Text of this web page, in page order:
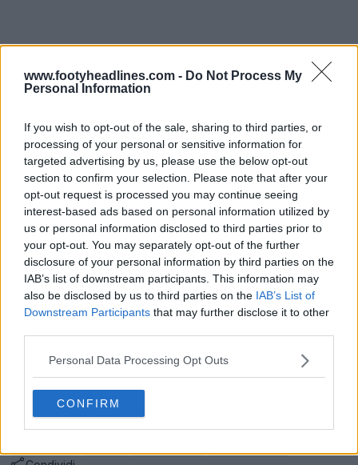
www.footyheadlines.com - Do Not Process My
Personal Information
If you wish to opt-out of the sale, sharing to third parties, or
processing of your personal or sensitive information for
targeted advertising by us, please use the below opt-out
section to confirm your selection. Please note that after your
opt-out request is processed you may continue seeing
interest-based ads based on personal information utilized by
us or personal information disclosed to third parties prior to
your opt-out. You may separately opt-out of the further
disclosure of your personal information by third parties on the
IAB’s list of downstream participants. This information may
also be disclosed by us to third parties on the IAB’s List of
Downstream Participants that may further disclose it to other
Personal Data Processing Opt Outs
CONFIRM
Dai un'occhiata alle maglie classiche del Cardiff City su
Football Kit Archive
Realizzata da New Balance. Cosa ne pensi della maglia
casalinga 2025-2026 del Cardiff City? Commenta qui
Mostra commenti